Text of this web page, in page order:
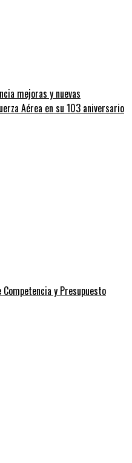
mejoras y nuevas
Aérea en su 103 aniversario
Competencia y Presupuesto